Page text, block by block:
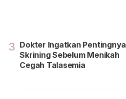
3 Dokter Ingatkan Pentingnya
Skrining Sebelum Menikah
Cegah Talasemia